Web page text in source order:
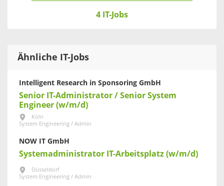
4 IT-Jobs
Ähnliche IT-Jobs
Intelligent Research in Sponsoring GmbH
Senior IT-Administrator / Senior System
Engineer (w/m/d)
Köln
System Engineering / Admin
NOW IT GmbH
Systemadministrator IT-Arbeitsplatz (w/m/d)
Düsseldorf
System Engineering / Admin